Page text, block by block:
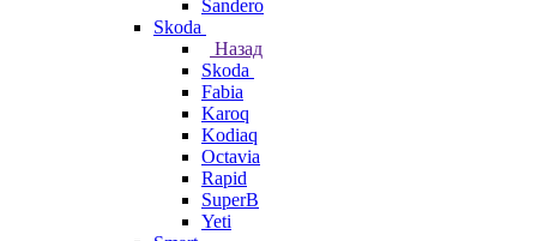
Sandero
Skoda
Назад
Skoda
Fabia
Karoq
Kodiaq
Octavia
Rapid
SuperB
Yeti